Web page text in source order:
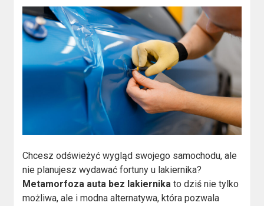
Chcesz odświeżyć wygląd swojego samochodu, ale
nie planujesz wydawać fortuny u lakiernika?
Metamorfoza auta bez lakiernika to dziś nie tylko
możliwa, ale i modna alternatywa, która pozwala